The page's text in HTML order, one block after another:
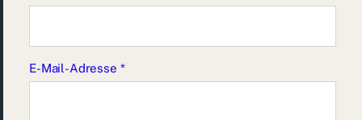
E-Mail-Adresse *